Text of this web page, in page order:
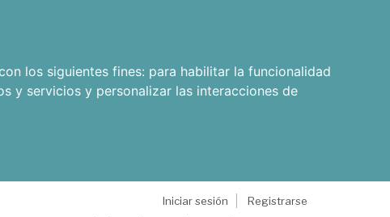
los siguientes fines: para habilitar la funcionalidad
y servicios y personalizar las interacciones de
Iniciar sesión
Registrarse